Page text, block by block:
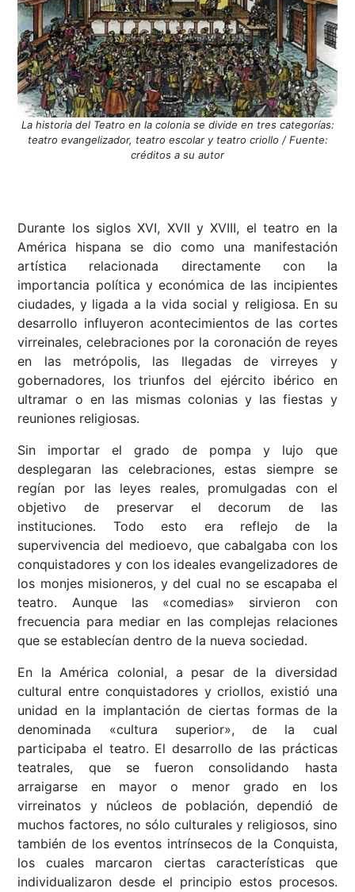
La historia del Teatro en la colonia se divide en tres categorías:
teatro evangelizador, teatro escolar y teatro criollo / Fuente:
créditos a su autor
Durante los siglos XVI, XVII y XVIII, el teatro en la
América hispana se dio como una manifestación
artística relacionada directamente con la
importancia política y económica de las incipientes
ciudades, y ligada a la vida social y religiosa. En su
desarrollo influyeron acontecimientos de las cortes
virreinales, celebraciones por la coronación de reyes
en las metrópolis, las llegadas de virreyes y
gobernadores, los triunfos del ejército ibérico en
ultramar o en las mismas colonias y las fiestas y
reuniones religiosas.
Sin importar el grado de pompa y lujo que
desplegaran las celebraciones, estas siempre se
regían por las leyes reales, promulgadas con el
objetivo de preservar el decorum de las
instituciones. Todo esto era reflejo de la
supervivencia del medioevo, que cabalgaba con los
conquistadores y con los ideales evangelizadores de
los monjes misioneros, y del cual no se escapaba el
teatro. Aunque las «comedias» sirvieron con
frecuencia para mediar en las complejas relaciones
que se establecían dentro de la nueva sociedad.
En la América colonial, a pesar de la diversidad
cultural entre conquistadores y criollos, existió una
unidad en la implantación de ciertas formas de la
denominada «cultura superior», de la cual
participaba el teatro. El desarrollo de las prácticas
teatrales, que se fueron consolidando hasta
arraigarse en mayor o menor grado en los
virreinatos y núcleos de población, dependió de
muchos factores, no sólo culturales y religiosos, sino
también de los eventos intrínsecos de la Conquista,
los cuales marcaron ciertas características que
individualizaron desde el principio estos procesos.